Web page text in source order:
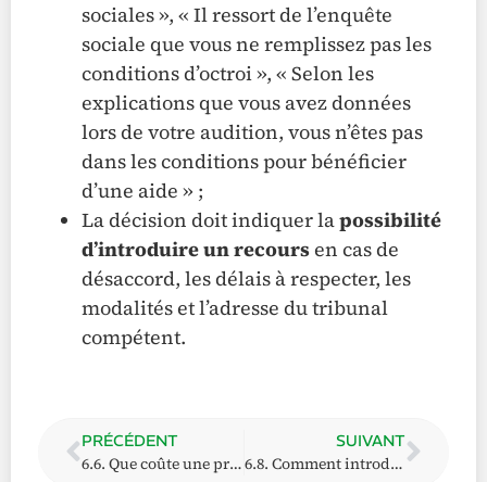
sociales », « Il ressort de l’enquête
sociale que vous ne remplissez pas les
conditions d’octroi », « Selon les
explications que vous avez données
lors de votre audition, vous n’êtes pas
dans les conditions pour bénéficier
d’une aide » ;
La décision doit indiquer lapossibilité
d’introduire un recoursen cas de
désaccord, les délais à respecter, les
modalités et l’adresse du tribunal
compétent.
PRÉCÉDENT
6.6. Que coûte une procédure en justice ?
SUIVANT
6.8. Comment introduire un recours en urgence ?